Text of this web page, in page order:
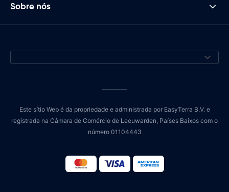
Sobre nós
Este sítio Web é da propriedade e administrada por EasyTerra B.V. e
registrada na Câmara de Comércio de Leeuwarden, Países Baixos com o
número 01104443